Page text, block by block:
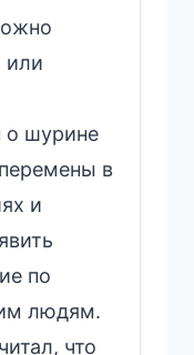
или
о шурине
в
и
по
людям.
что